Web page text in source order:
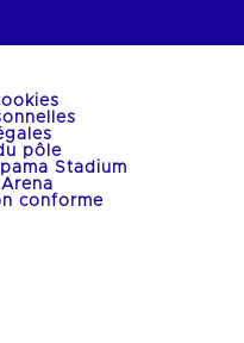
pôle
Stadium
conforme